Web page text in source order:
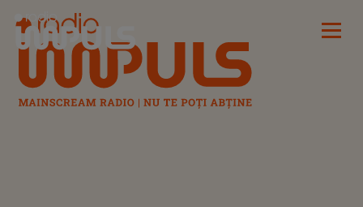
Radio Impuls